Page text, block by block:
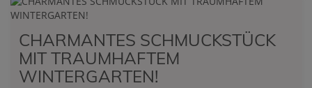
CHARMANTES SCHMUCKSTÜCK
MIT TRAUMHAFTEM
WINTERGARTEN!